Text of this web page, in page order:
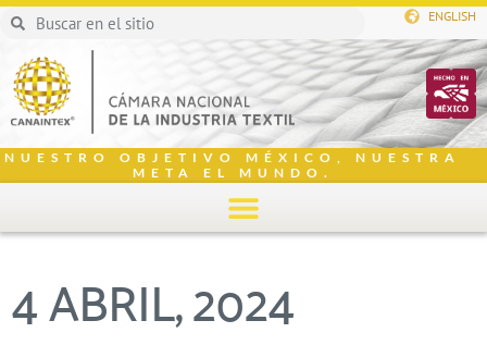
ENGLISH
NUESTRO OBJETIVO MÉXICO, NUESTRA
META EL MUNDO.
4 ABRIL, 2024